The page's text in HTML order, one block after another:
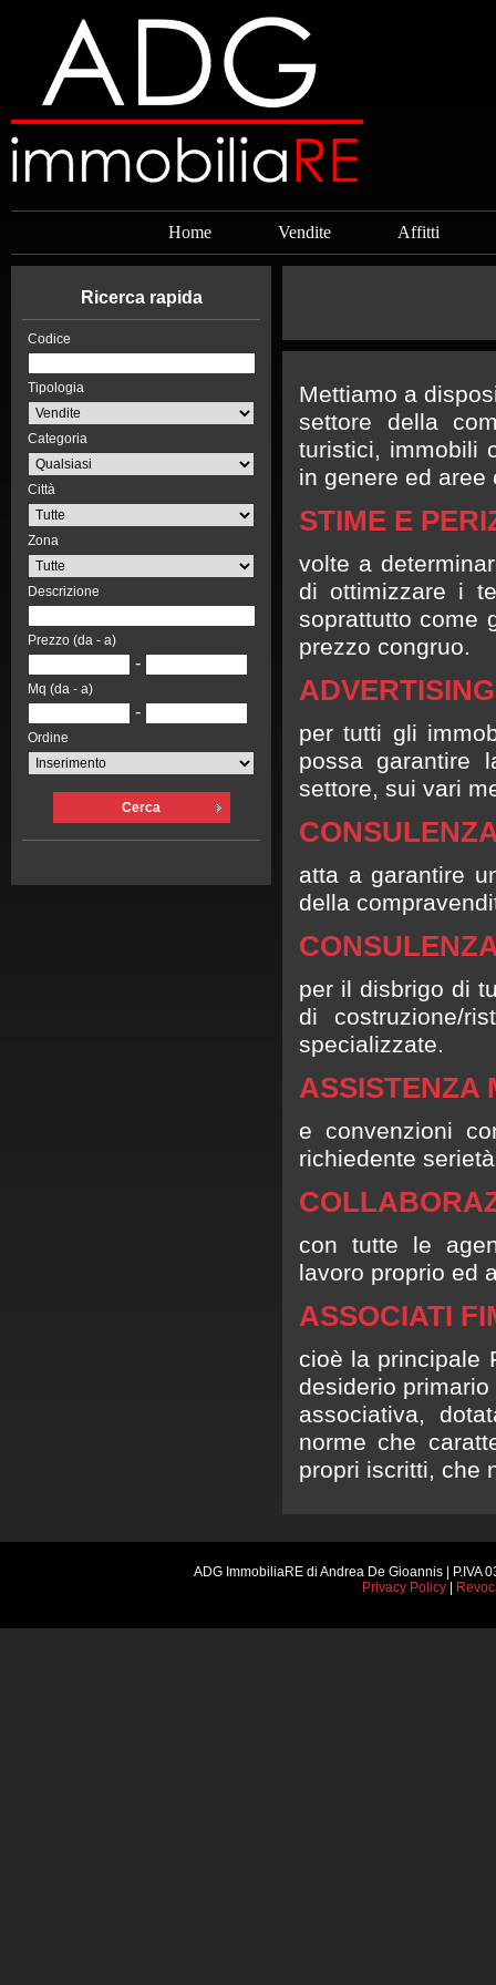
Home Vendite Affitti
Ricerca rapida
Codice
Tipologia
Categoria
Città
Zona
Descrizione
Prezzo (da - a)
-
Mq (da - a)
-
Ordine
Cerca
Mettiamo a
settore della
turistici, immobili
in genere ed
STIME E
volte a
di ottimizzare i
soprattutto come
prezzo congruo.
ADVERTISING
per tutti gli
possa garantire
settore, sui vari
atta a garantire
della
per il disbrigo di
di costruzione/
specializzate.
ASSISTENZA
e convenzioni
richiedente
con tutte le
lavoro proprio ed
ASSOCIATI
cioè la principale
desiderio
associativa,
norme che
propri iscritti, che
ADG ImmobiliaRE di Andrea De Gioannis | P.IVA
Privacy Policy|